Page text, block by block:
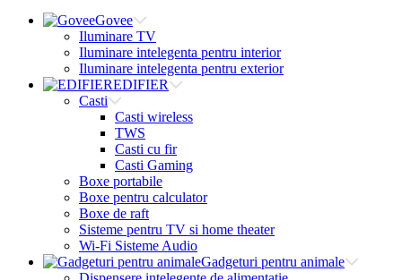
Govee
Iluminare TV
Iluminare intelegenta pentru interior
Iluminare intelegenta pentru exterior
EDIFIER
Casti
Casti wireless
TWS
Casti cu fir
Casti Gaming
Boxe portabile
Boxe pentru calculator
Boxe de raft
Sisteme pentru TV si home theater
Wi-Fi Sisteme Audio
Gadgeturi pentru animale